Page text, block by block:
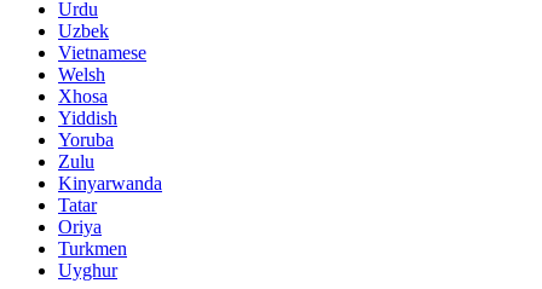
Urdu
Uzbek
Vietnamese
Welsh
Xhosa
Yiddish
Yoruba
Zulu
Kinyarwanda
Tatar
Oriya
Turkmen
Uyghur